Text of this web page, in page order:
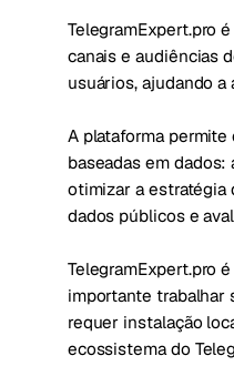
TelegramExpert.pro
canais e audiências
usuários, ajudando
A plataforma
baseadas em
otimizar a estratégia
dados públicos e
TelegramExpert.pro
importante trabalhar
requer instalação
ecossistema do